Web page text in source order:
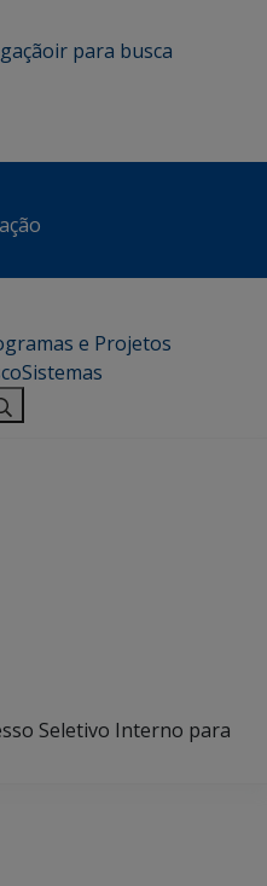
ir para busca
e Projetos
Sistemas
Seletivo Interno para